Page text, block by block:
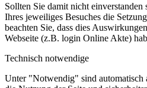
Sollten Sie damit nicht
Ihres jeweiliges Besuches die
beachten Sie, dass dies
Webseite (z.B. login Online Akte)
Technisch notwendige
Unter "Notwendig" sind automatisch